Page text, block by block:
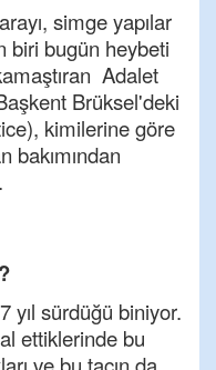
simge yapılar
biri bugün heybeti
Adalet
Brüksel'deki
kimilerine göre
bakımından
yıl sürdüğü biniyor.
ettiklerinde bu